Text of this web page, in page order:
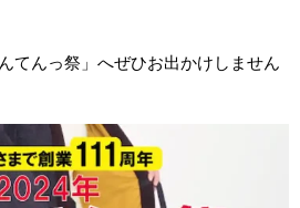
てんっ祭」へぜひお出かけしません